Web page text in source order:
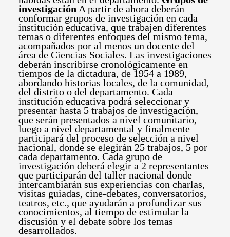
investigación A partir de ahora deberán
conformar grupos de investigación en cada
institución educativa, que trabajen diferentes
temas o diferentes enfoques del mismo tema,
acompañados por al menos un docente del
área de Ciencias Sociales. Las investigaciones
deberán inscribirse cronológicamente en
tiempos de la dictadura, de 1954 a 1989,
abordando historias locales, de la comunidad,
del distrito o del departamento. Cada
institución educativa podrá seleccionar y
presentar hasta 5 trabajos de investigación,
que serán presentados a nivel comunitario,
luego a nivel departamental y finalmente
participará del proceso de selección a nivel
nacional, donde se elegirán 25 trabajos, 5 por
cada departamento. Cada grupo de
investigación deberá elegir a 2 representantes
que participarán del taller nacional donde
intercambiarán sus experiencias con charlas,
visitas guiadas, cine-debates, conversatorios,
teatros, etc., que ayudarán a profundizar sus
conocimientos, al tiempo de estimular la
discusión y el debate sobre los temas
desarrollados.